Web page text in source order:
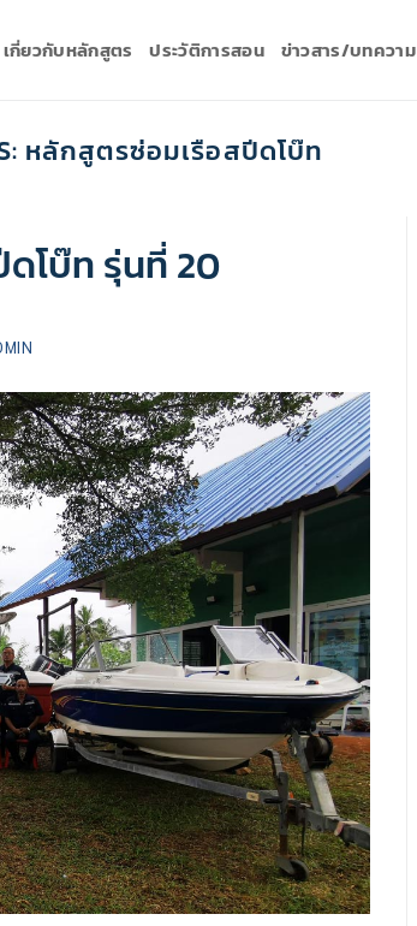
เกี่ยวกับหลักสูตร ประวัติการสอน ข่าวสาร/บทความ
หลักสูตรซ่อมเรือสปีดโบ๊ท
ดโบ๊ท รุ่นที่ 20